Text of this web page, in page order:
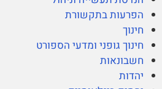
הפרעות בתקשורת
חינוך
חינוך גופני ומדעי הספורט
חשבונאות
יהדות